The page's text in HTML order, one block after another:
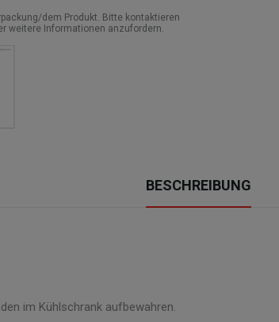
dem Produkt. Bitte kontaktieren
weitere Informationen anzufordern.
BESCHREIBUNG
im Kühlschrank aufbewahren.